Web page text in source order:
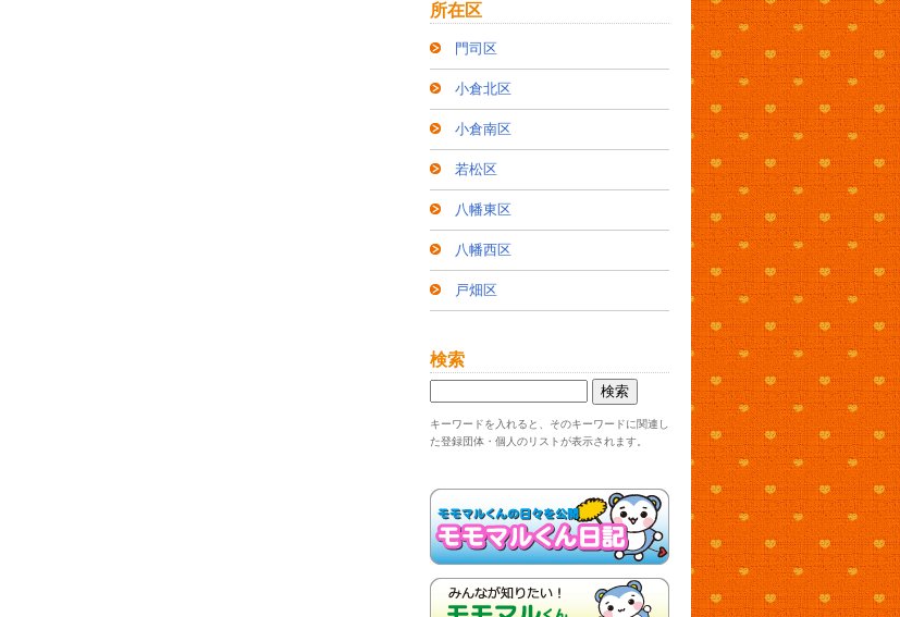
所在区
門司区
小倉北区
小倉南区
若松区
八幡東区
八幡西区
戸畑区
検索
キーワードを入れると、そのキーワードに関連し
た登録団体・個人のリストが表示されます。